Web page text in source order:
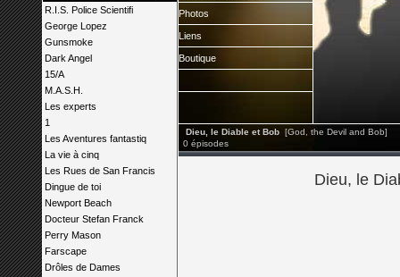
R.I.S. Police Scientifi
George Lopez
Gunsmoke
Dark Angel
15/A
M.A.S.H.
Les experts
1
Les Aventures fantastiq
La vie à cinq
Les Rues de San Francis
Dingue de toi
Newport Beach
Docteur Stefan Franck
Perry Mason
Farscape
Drôles de Dames
Photos
Liens
Boutique
Dieu, le Diable et Bob [God, the Devil and Bob]
0 épisodes
Dieu, le